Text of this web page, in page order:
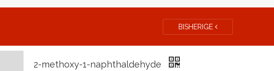
BISHERIGE
2-methoxy-1-naphthaldehyde